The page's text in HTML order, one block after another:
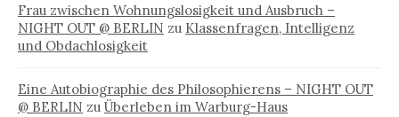
Frau zwischen Wohnungslosigkeit und Ausbruch –
NIGHT OUT @ BERLIN zu Klassenfragen, Intelligenz
und Obdachlosigkeit
Eine Autobiographie des Philosophierens – NIGHT OUT
@ BERLIN zu Überleben im Warburg-Haus